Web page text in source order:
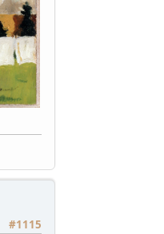
#1115